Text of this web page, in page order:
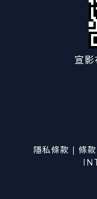
宣
隱私條款 | 條